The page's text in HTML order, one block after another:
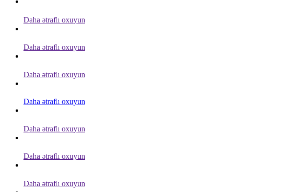
Daha ətraflı oxuyun
Daha ətraflı oxuyun
Daha ətraflı oxuyun
Daha ətraflı oxuyun
Daha ətraflı oxuyun
Daha ətraflı oxuyun
Daha ətraflı oxuyun